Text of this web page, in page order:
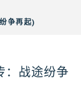
争再起)
：战途纷争